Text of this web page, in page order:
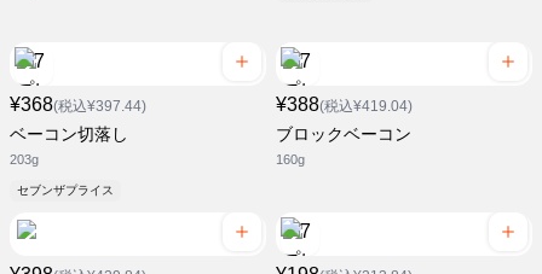
¥368(税込¥397.44)
ベーコン切落し
203g
セブンザプライス
¥388(税込¥419.04)
ブロックベーコン
160g